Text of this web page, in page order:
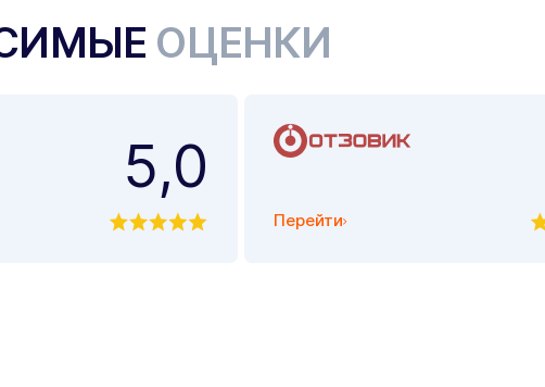
ОЦЕНКИ
5,0
Перейти